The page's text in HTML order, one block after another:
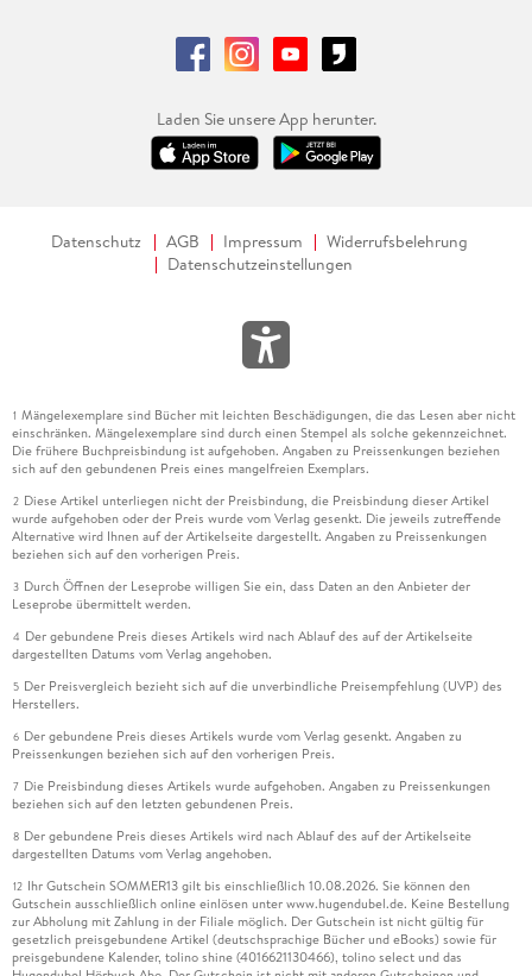
Laden Sie unsere App herunter.
Datenschutz AGB Impressum
Widerrufsbelehrung
Datenschutzeinstellungen
1 Mängelexemplare sind Bücher mit leichten Beschädigungen, die das Lesen aber nicht
einschränken. Mängelexemplare sind durch einen Stempel als solche gekennzeichnet.
Die frühere Buchpreisbindung ist aufgehoben. Angaben zu Preissenkungen beziehen
sich auf den gebundenen Preis eines mangelfreien Exemplars.
2 Diese Artikel unterliegen nicht der Preisbindung, die Preisbindung dieser Artikel
wurde aufgehoben oder der Preis wurde vom Verlag gesenkt. Die jeweils zutreffende
Alternative wird Ihnen auf der Artikelseite dargestellt. Angaben zu Preissenkungen
beziehen sich auf den vorherigen Preis.
3 Durch Öffnen der Leseprobe willigen Sie ein, dass Daten an den Anbieter der
Leseprobe übermittelt werden.
4 Der gebundene Preis dieses Artikels wird nach Ablauf des auf der Artikelseite
dargestellten Datums vom Verlag angehoben.
5 Der Preisvergleich bezieht sich auf die unverbindliche Preisempfehlung (UVP) des
Herstellers.
6 Der gebundene Preis dieses Artikels wurde vom Verlag gesenkt. Angaben zu
Preissenkungen beziehen sich auf den vorherigen Preis.
7 Die Preisbindung dieses Artikels wurde aufgehoben. Angaben zu Preissenkungen
beziehen sich auf den letzten gebundenen Preis.
8 Der gebundene Preis dieses Artikels wird nach Ablauf des auf der Artikelseite
dargestellten Datums vom Verlag angehoben.
12 Ihr Gutschein SOMMER13 gilt bis einschließlich 10.08.2026. Sie können den
Gutschein ausschließlich online einlösen unter www.hugendubel.de. Keine Bestellung
zur Abholung mit Zahlung in der Filiale möglich. Der Gutschein ist nicht gültig für
gesetzlich preisgebundene Artikel (deutschsprachige Bücher und eBooks) sowie für
preisgebundene Kalender, tolino shine (4016621130466), tolino select und das